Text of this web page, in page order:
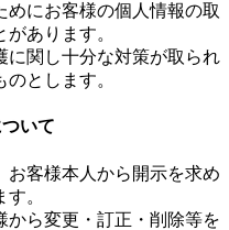
にお客様の個人情報の取
あります。
に関し十分な対策が取られ
とします。
いて
お客様本人から開示を求め
。
から変更・訂正・削除等を